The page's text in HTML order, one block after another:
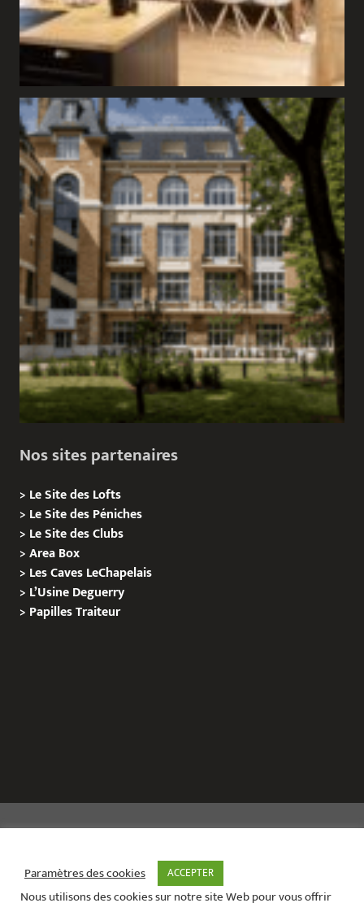
Nos sites partenaires
> Le Site des Lofts
> Le Site des Péniches
> Le Site des Clubs
>Area Box
> Les Caves LeChapelais
> L’Usine Deguerry
> PapillesTraiteur
Le site de l’évènementiel contact :01 42 71 40 79
Paramètres des cookies ACCEPTER
Nous utilisons des cookies sur notre site Web pour vous offrir